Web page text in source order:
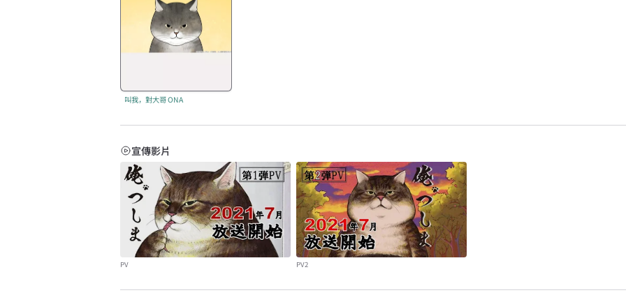
叫我，對大哥 ONA
宣傳影片
PV PV2